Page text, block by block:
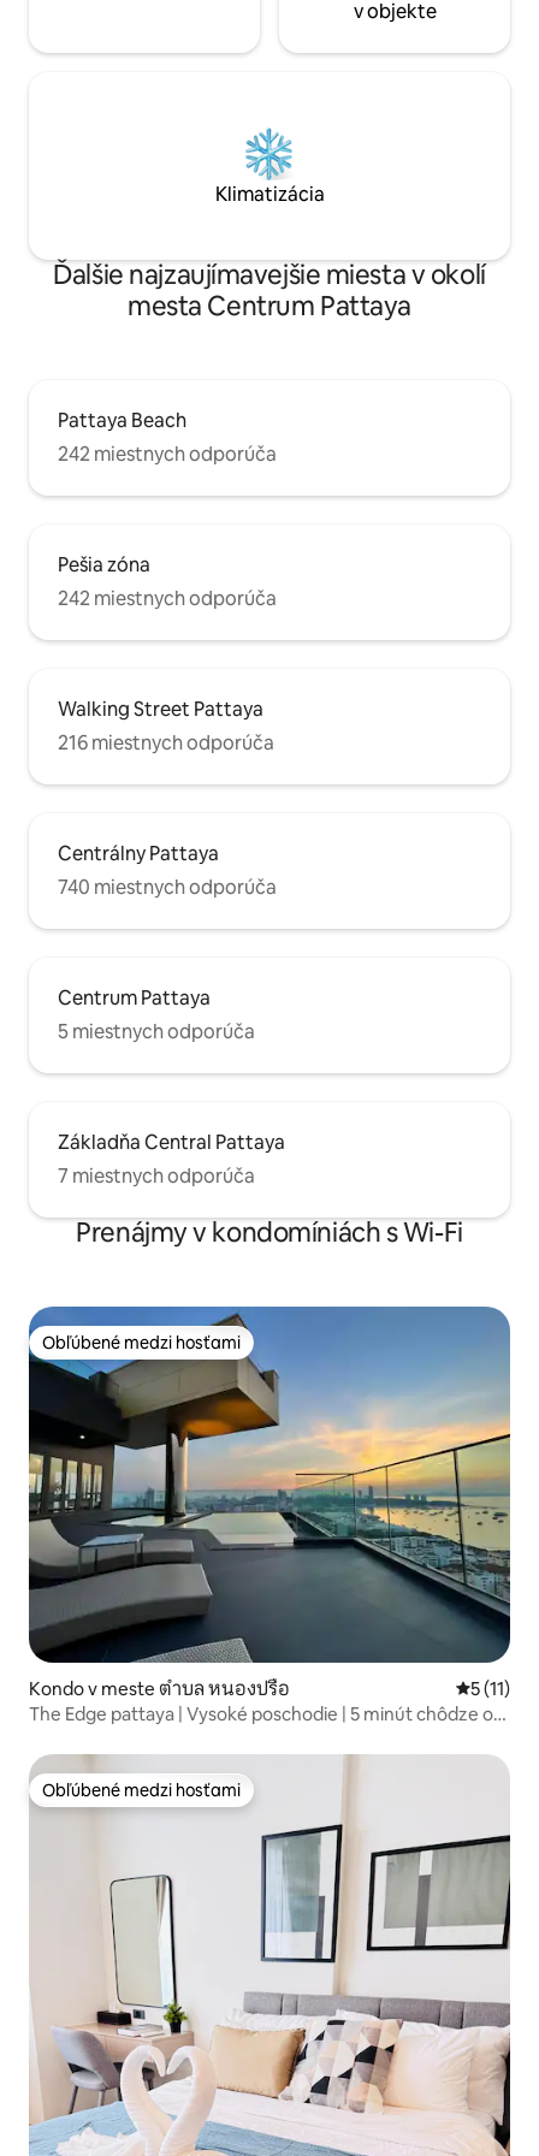
🧺.Či už chcete relaxovať a oddychovať,
tohto bývania a doplňte svoj výlet do
v objekte
Klimatizácia
Ďalšie najzaujímavejšie miesta v okolí
mesta Centrum Pattaya
Pattaya Beach
242 miestnych odporúča
Pešia zóna
242 miestnych odporúča
Walking Street Pattaya
216 miestnych odporúča
Centrálny Pattaya
740 miestnych odporúča
Centrum Pattaya
5 miestnych odporúča
Základňa Central Pattaya
7 miestnych odporúča
Prenájmy v kondomíniách s Wi-Fi
Obľúbené medzi hosťami
Obľúbené medzi hosťami
Kondo v meste ตำบล หนองปรือ
5 (11)
The Edge pattaya | Vysoké poschodie | 5 minút chôdze od
Obľúbené medzi hosťami
Obľúbené medzi hosťami